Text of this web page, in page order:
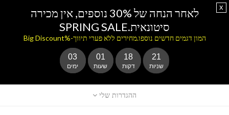
ההגדרות שלי
לאחר הנחה של 30% נוספים, אין מכירה
סיטונאית.SPRING SALE
המון דגמים חדשים נוספו.מחירים ללא פערי תיווך-%Big Discount
03
ימים
01
שעות
18
דקות
21
שניות
x